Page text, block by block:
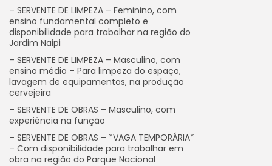
– SERVENTE DE LIMPEZA – Feminino, com
ensino fundamental completo e
disponibilidade para trabalhar na região do
Jardim Naipi
– SERVENTE DE LIMPEZA – Masculino, com
ensino médio – Para limpeza do espaço,
lavagem de equipamentos, na produção
cervejeira
– SERVENTE DE OBRAS – Masculino, com
experiência na função
– SERVENTE DE OBRAS – *VAGA TEMPORÁRIA*
– Com disponibilidade para trabalhar em
obra na região do Parque Nacional